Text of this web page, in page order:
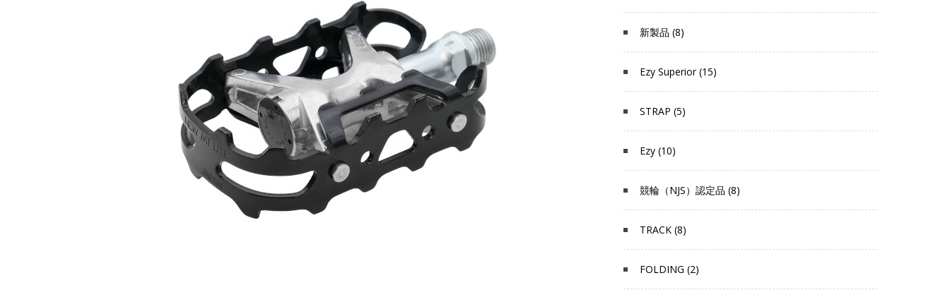
新製品 (8)
Ezy Superior (15)
STRAP (5)
Ezy (10)
競輪（NJS）認定品 (8)
TRACK (8)
FOLDING (2)